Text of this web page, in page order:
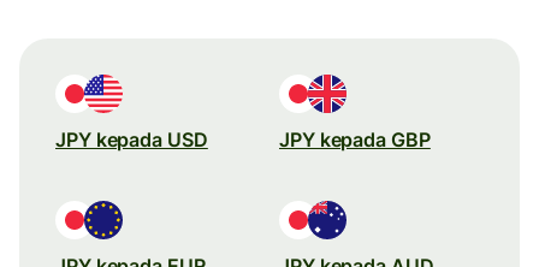
JPY kepada USD JPY kepada GBP